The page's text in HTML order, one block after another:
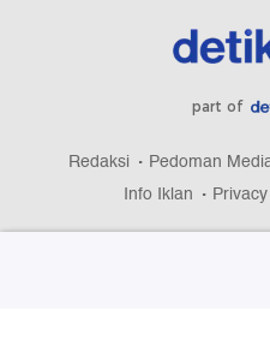
part of
Redaksi Pedoman
Info Iklan